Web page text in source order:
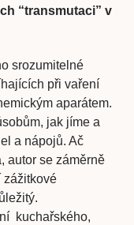
“transmutaci” v
srozumitelné
při vaření
aparátem.
jak jíme a
a nápojů. Ač
autor se záměrně
zážitkové
kuchařského,